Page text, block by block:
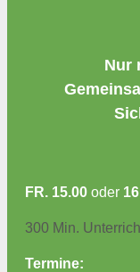
Nur
FR. 15.00 oder
300 Min.
Termine: